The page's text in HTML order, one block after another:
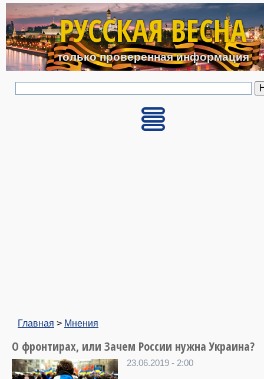
Перейти к основному
РУССКАЯ ВЕСНА
только проверенная информация
Главная > Мнения
О фронтирах, или Зачем России нужна Украина?
23.06.2019 - 2:00